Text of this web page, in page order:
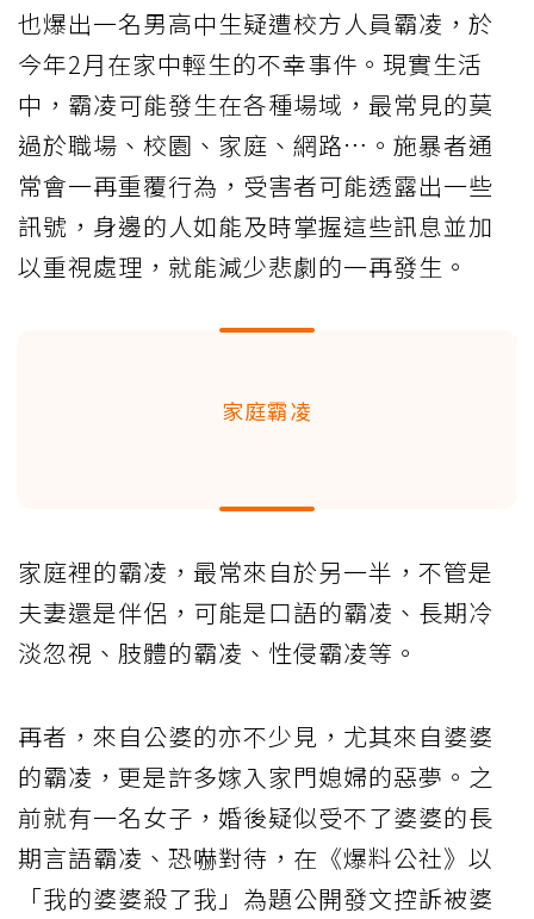
也爆出一名男高中生疑遭校方人員霸凌，於
今年2月在家中輕生的不幸事件。現實生活
中，霸凌可能發生在各種場域，最常見的莫
過於職場、校園、家庭、網路…。施暴者通
常會一再重覆行為，受害者可能透露出一些
訊號，身邊的人如能及時掌握這些訊息並加
以重視處理，就能減少悲劇的一再發生。
家庭霸凌
家庭裡的霸凌，最常來自於另一半，不管是
夫妻還是伴侶，可能是口語的霸凌、長期冷
淡忽視、肢體的霸凌、性侵霸凌等。
再者，來自公婆的亦不少見，尤其來自婆婆
的霸凌，更是許多嫁入家門媳婦的惡夢。之
前就有一名女子，婚後疑似受不了婆婆的長
期言語霸凌、恐嚇對待，在《爆料公社》以
「我的婆婆殺了我」為題公開發文控訴被婆